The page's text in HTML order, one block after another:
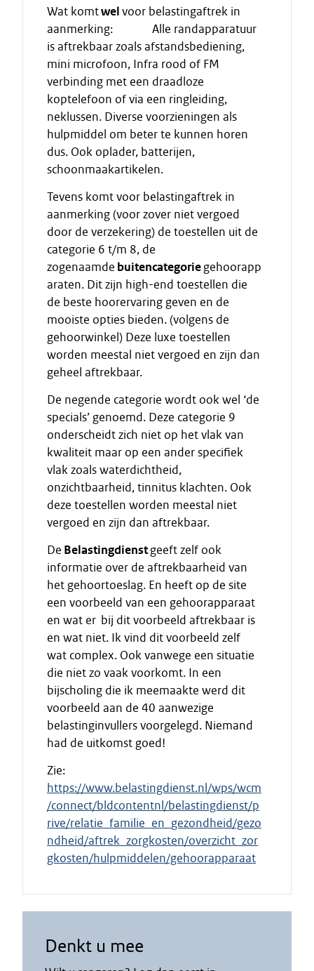
Wat komtwelvoor belastingaftrek in
aanmerking: Alle randapparatuur
is aftrekbaar zoals afstandsbediening,
mini microfoon, Infra rood of FM
verbinding met een draadloze
koptelefoon of via een ringleiding,
neklussen. Diverse voorzieningen als
hulpmiddel om beter te kunnen horen
dus. Ook oplader, batterijen,
schoonmaakartikelen.
Tevens komt voor belastingaftrek in
aanmerking (voor zover niet vergoed
door de verzekering) de toestellen uit de
categorie 6 t/m 8, de
zogenaamde buitencategoriegehoorapp
araten. Dit zijn high-end toestellen die
de beste hoorervaring geven en de
mooiste opties bieden. (volgens de
gehoorwinkel) Deze luxe toestellen
worden meestal niet vergoed en zijn dan
geheel aftrekbaar.
De negende categorie wordt ook wel ‘de
specials’ genoemd. Deze categorie 9
onderscheidt zich niet op het vlak van
kwaliteit maar op een ander specifiek
vlak zoals waterdichtheid,
onzichtbaarheid, tinnitus klachten. Ook
deze toestellen worden meestal niet
vergoed en zijn dan aftrekbaar.
De Belastingdienstgeeft zelf ook
informatie over de aftrekbaarheid van
het gehoortoeslag. En heeft op de site
een voorbeeld van een gehoorapparaat
en wat er bij dit voorbeeld aftrekbaar is
en wat niet. Ik vind dit voorbeeld zelf
wat complex. Ook vanwege een situatie
die niet zo vaak voorkomt. In een
bijscholing die ik meemaakte werd dit
voorbeeld aan de 40 aanwezige
belastinginvullers voorgelegd. Niemand
had de uitkomst goed!
Zie:
https://www.belastingdienst.nl/wps/wcm
/connect/bldcontentnl/belastingdienst/p
rive/relatie_familie_en_gezondheid/gezo
ndheid/aftrek_zorgkosten/overzicht_zor
gkosten/hulpmiddelen/gehoorapparaat
Denkt u mee